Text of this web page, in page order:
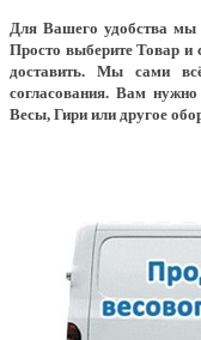
Для Вашего удобства мы
Просто выберите Товар
доставить. Мы сами
согласования. Вам
Весы, Гири или другое